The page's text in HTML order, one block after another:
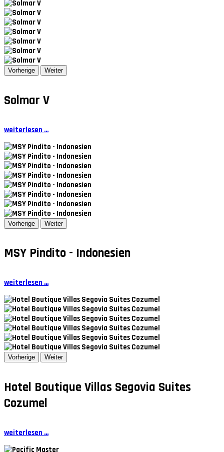
Vorherige Weiter
Solmar V
weiterlesen ...
Vorherige Weiter
MSY Pindito - Indonesien
weiterlesen ...
Vorherige Weiter
Hotel Boutique Villas Segovia Suites
Cozumel
weiterlesen ...